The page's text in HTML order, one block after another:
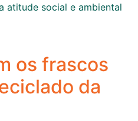
atitude social e ambiental
os frascos
da